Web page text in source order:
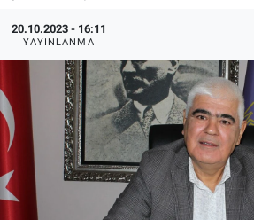
20.10.2023 - 16:11
YAYINLANMA
Alış-Veriş/İş dünyası
Kültür Sanat
Politika
Bilecik
Kütahya